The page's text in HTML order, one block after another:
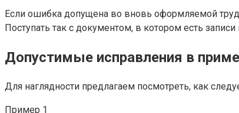
Если ошибка допущена во вновь оформляемой
Поступать так с документом, в котором есть
Допустимые исправления в
Для наглядности предлагаем посмотреть, как
Пример 1